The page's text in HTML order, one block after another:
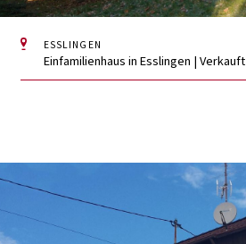
ESSLINGEN
Einfamilienhaus in Esslingen | Verkauft